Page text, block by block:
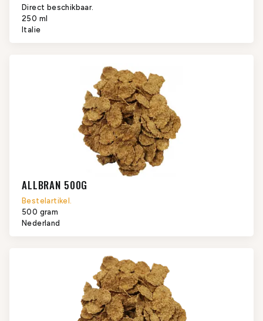
Direct beschikbaar.
250 ml
Italie
ALLBRAN 500G
Bestelartikel.
500 gram
Nederland